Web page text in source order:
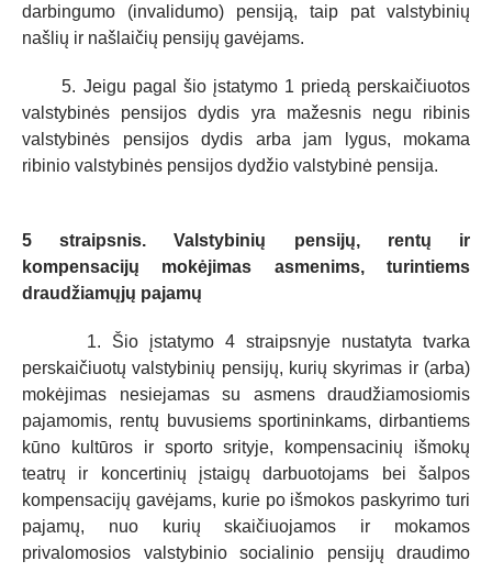
darbingumo (invalidumo) pensiją, taip pat valstybinių
našlių ir našlaičių pensijų gavėjams.
5. Jeigu pagal šio įstatymo 1 priedą perskaičiuotos
valstybinės pensijos dydis yra mažesnis negu ribinis
valstybinės pensijos dydis arba jam lygus, mokama
ribinio valstybinės pensijos dydžio valstybinė pensija.
5 straipsnis. Valstybinių pensijų, rentų ir
kompensacijų mokėjimas asmenims, turintiems
draudžiamųjų pajamų
1. Šio įstatymo 4 straipsnyje nustatyta tvarka
perskaičiuotų valstybinių pensijų, kurių skyrimas ir (arba)
mokėjimas nesiejamas su asmens draudžiamosiomis
pajamomis, rentų buvusiems sportininkams, dirbantiems
kūno kultūros ir sporto srityje, kompensacinių išmokų
teatrų ir koncertinių įstaigų darbuotojams bei šalpos
kompensacijų gavėjams, kurie po išmokos paskyrimo turi
pajamų, nuo kurių skaičiuojamos ir mokamos
privalomosios valstybinio socialinio pensijų draudimo